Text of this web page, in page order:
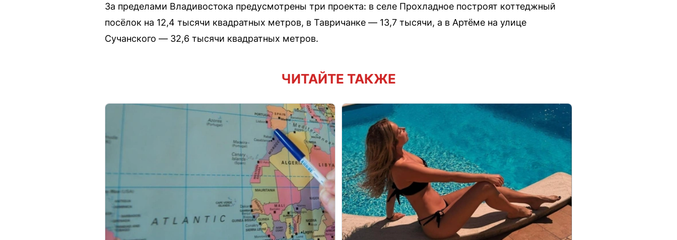
За пределами Владивостока предусмотрены три проекта: в селе Прохладное построят коттеджный
посёлок на 12,4 тысячи квадратных метров, в Тавричанке — 13,7 тысячи, а в Артёме на улице
Сучанского — 32,6 тысячи квадратных метров.
ЧИТАЙТЕ ТАКЖЕ